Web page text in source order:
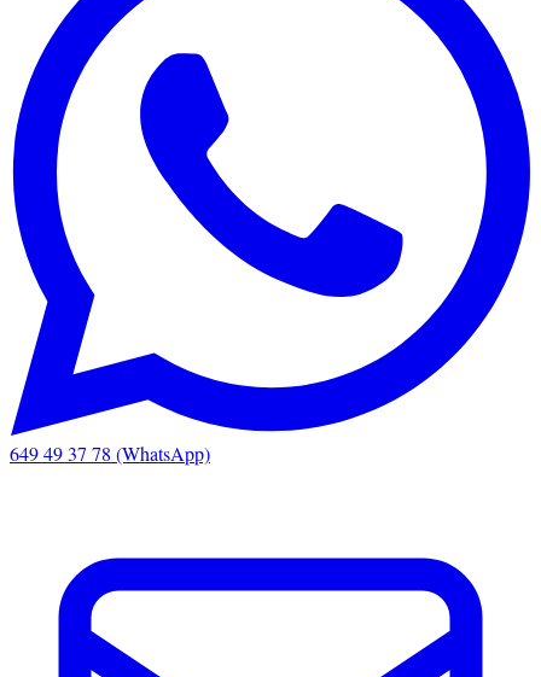
649 49 37 78 (WhatsApp)